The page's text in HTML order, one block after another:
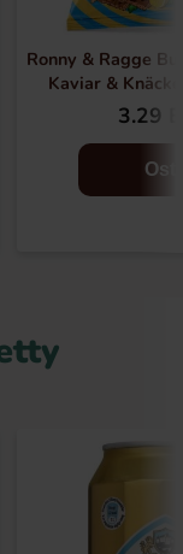
Ronny & Ragge
Kaviar &
3.29